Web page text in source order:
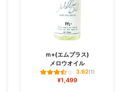
ｍ+(エムプラス)
メロウオイル
3.62(1)
¥1,499